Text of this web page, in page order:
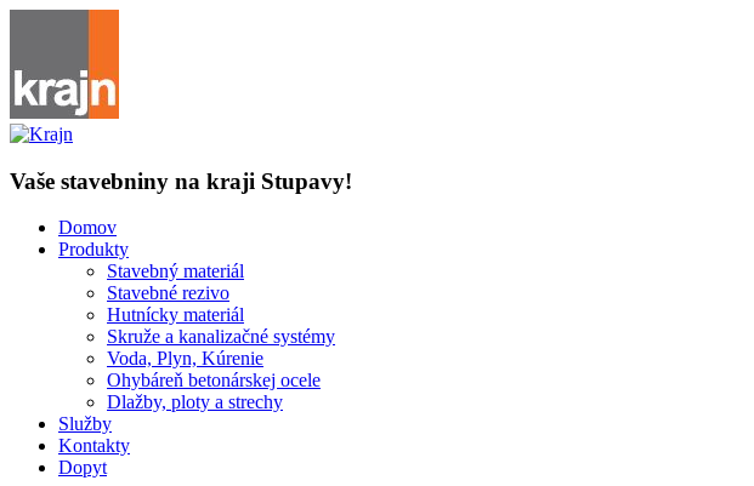
Vaše stavebniny na kraji Stupavy!
Domov
Produkty
Stavebný materiál
Stavebné rezivo
Hutnícky materiál
Skruže a kanalizačné systémy
Voda, Plyn, Kúrenie
Ohybáreň betonárskej ocele
Dlažby, ploty a strechy
Služby
Kontakty
Dopyt